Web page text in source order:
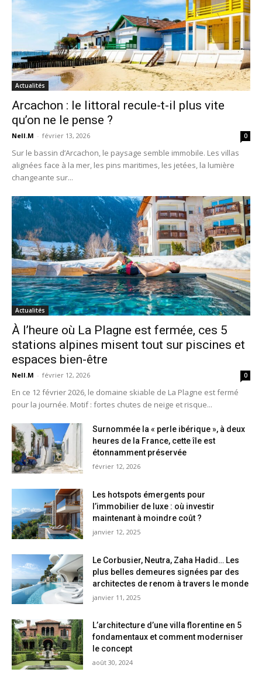
Actualités
Arcachon : le littoral recule-t-il plus vite
qu’on ne le pense ?
Nell.M - février 13, 2026 0
Sur le bassin d’Arcachon, le paysage semble immobile. Les villas
alignées face à la mer, les pins maritimes, les jetées, la lumière
changeante sur...
Actualités
À l’heure où La Plagne est fermée, ces 5
stations alpines misent tout sur piscines et
espaces bien-être
Nell.M - février 12, 2026 0
En ce 12 février 2026, le domaine skiable de La Plagne est fermé
pour la journée. Motif : fortes chutes de neige et risque...
Surnommée la « perle ibérique », à deux
heures de la France, cette île est
étonnamment préservée
février 12, 2026
Les hotspots émergents pour
l’immobilier de luxe : où investir
maintenant à moindre coût ?
janvier 12, 2025
Le Corbusier, Neutra, Zaha Hadid… Les
plus belles demeures signées par des
architectes de renom à travers le monde
janvier 11, 2025
L’architecture d’une villa florentine en 5
fondamentaux et comment moderniser
le concept
août 30, 2024